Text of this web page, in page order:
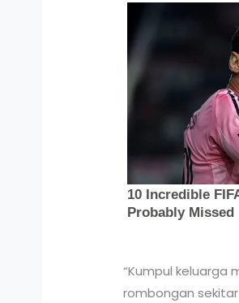
“Kumpul keluarga
rombongan sekitar